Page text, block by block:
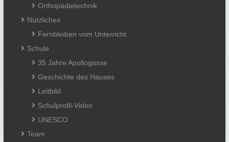
Orthopädietechnik
Nützliches
Fernbleiben vom Unterricht
Schule
35 Jahre Apollogasse
Geschichte des Hauses
Leitbild
Schulprofil-Video
UNESCO
Team